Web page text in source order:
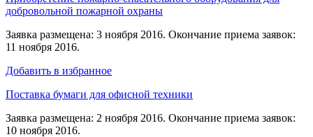
добровольной пожарной охраны
Заявка размещена: 3 ноября 2016. Окончание приема заявок:
11 ноября 2016.
Добавить в избранное
Поставка бумаги для офисной техники
Заявка размещена: 2 ноября 2016. Окончание приема заявок:
10 ноября 2016.